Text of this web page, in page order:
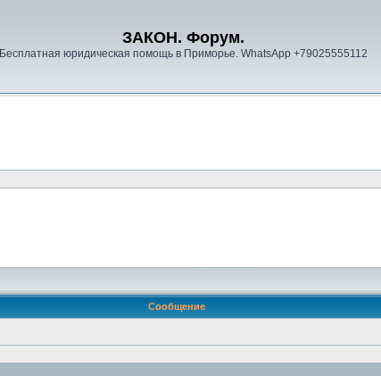
ЗАКОН. Форум.
Бесплатная юридическая помощь в Приморье. WhatsApp +79025555112
Сообщение